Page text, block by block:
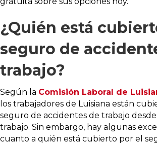
¿Quién está
seguro de
trabajo?
Según la Comisión Laboral de
los trabajadores de Luisiana están
seguro de accidentes de trabajo
trabajo. Sin embargo, hay algunas
cuanto a quién está cubierto por el